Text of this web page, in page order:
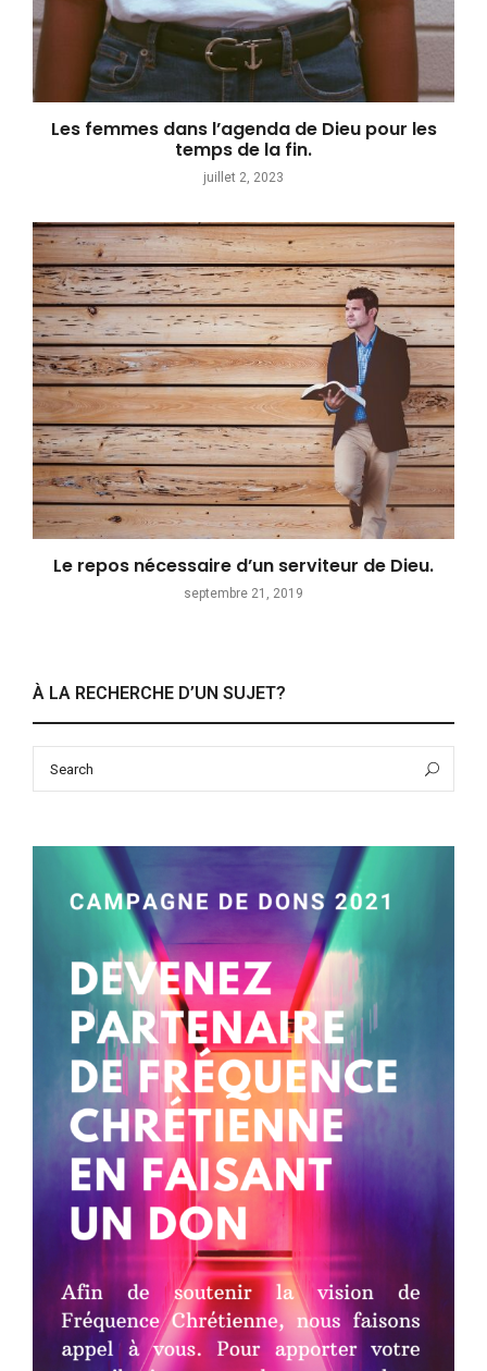
Les femmes dans l’agenda de Dieu pour les
temps de la fin.
juillet 2, 2023
Le repos nécessaire d’un serviteur de Dieu.
septembre 21, 2019
À LA RECHERCHE D’UN SUJET?